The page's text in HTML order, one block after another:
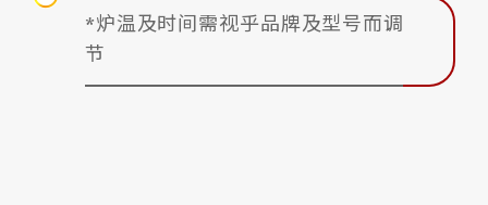
*炉温及时间需视乎品牌及型号而调
节